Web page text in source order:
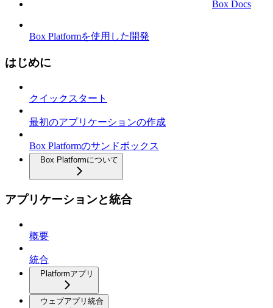
Box Docs
Box Platformを使用した開発
はじめに
クイックスタート
最初のアプリケーションの作成
Box Platformのサンドボックス
Box Platformについて
アプリケーションと統合
概要
統合
Platformアプリ
ウェブアプリ統合